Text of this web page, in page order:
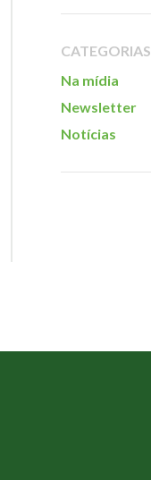
CATEGORIAS
Na mídia
Newsletter
Notícias